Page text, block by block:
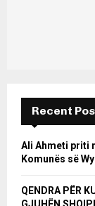
Recent
Ali Ahmeti priti
Komunës së
QENDRA PËR
GJUHËN